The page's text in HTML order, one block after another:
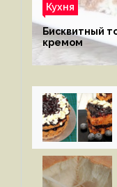
Кухня
Бисквитный
кремом